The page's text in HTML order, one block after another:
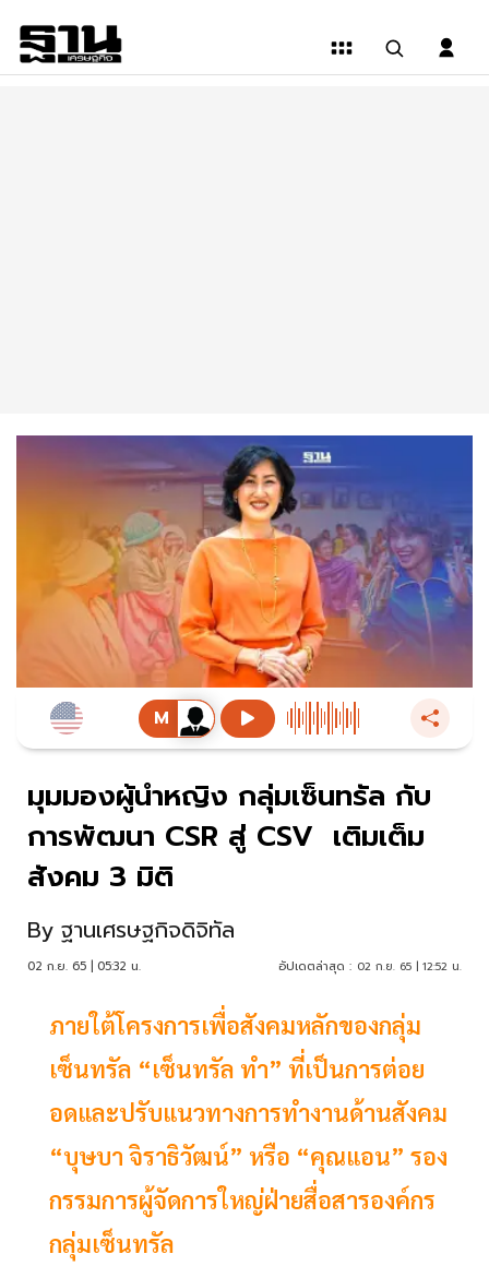
มุมมองผู้นำหญิง กลุ่มเซ็นทรัล กับ
การพัฒนา CSR สู่ CSV เติมเต็ม
สังคม 3 มิติ
By ฐานเศรษฐกิจดิจิทัล
02 ก.ย. 65 | 05:32 น. อัปเดตล่าสุด : 02 ก.ย. 65 | 12:52 น.
ภายใต้โครงการเพื่อสังคมหลักของกลุ่ม
เซ็นทรัล “เซ็นทรัล ทำ” ที่เป็นการต่อย
อดและปรับแนวทางการทำงานด้านสังคม
“บุษบา จิราธิวัฒน์” หรือ “คุณแอน” รอง
กรรมการผู้จัดการใหญ่ฝ่ายสื่อสารองค์กร
กลุ่มเซ็นทรัล